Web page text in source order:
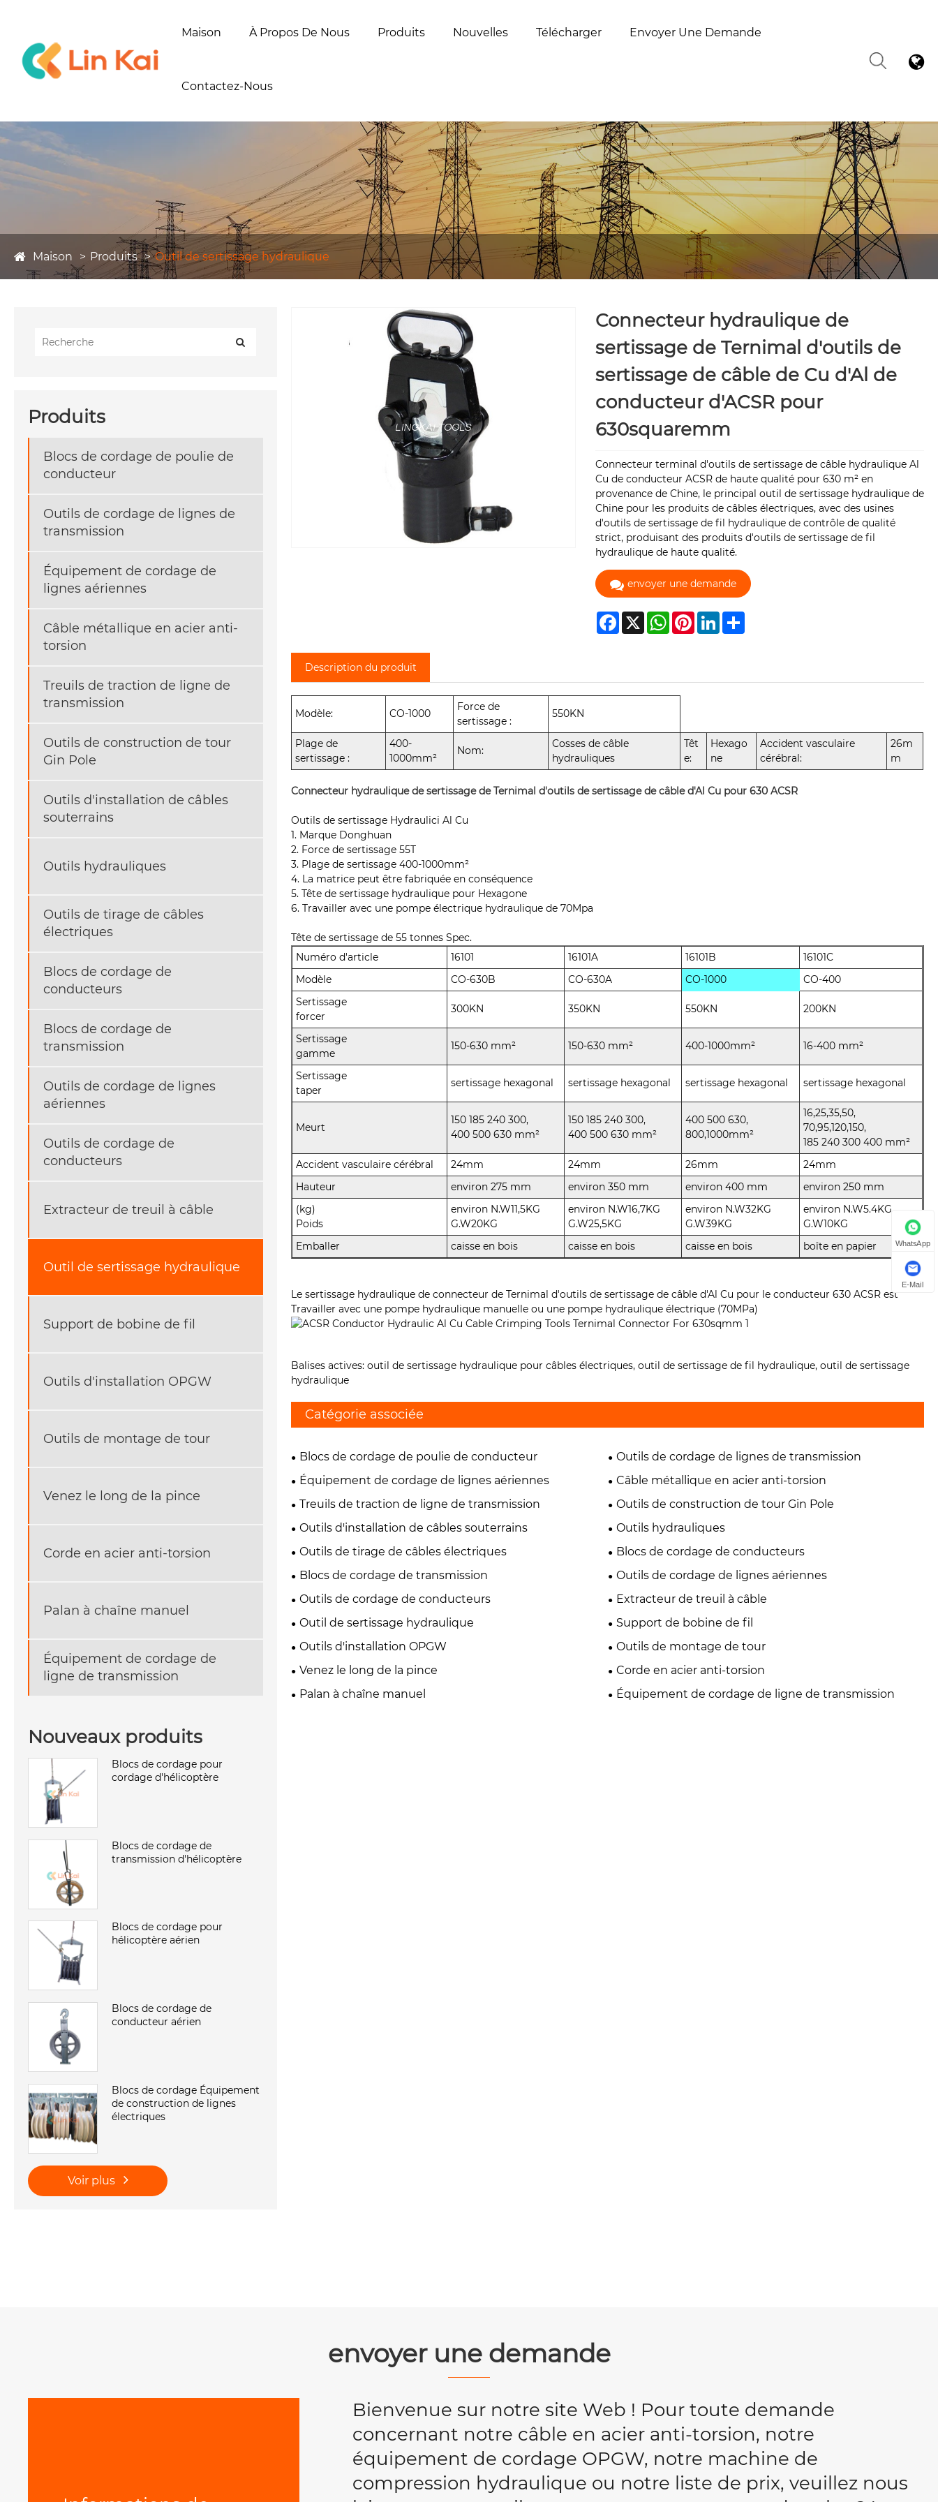
Maison À Propos De Nous Produits Nouvelles Télécharger Envoyer Une Demande
Contactez-Nous
Maison Produits Outil de sertissage hydraulique
Produits
Blocs de cordage de poulie de
conducteur
Outils de cordage de lignes de
transmission
Équipement de cordage de
lignes aériennes
Câble métallique en acier anti-
torsion
Treuils de traction de ligne de
transmission
Outils de construction de tour
Gin Pole
Outils d'installation de câbles
souterrains
Outils hydrauliques
Outils de tirage de câbles
électriques
Blocs de cordage de
conducteurs
Blocs de cordage de
transmission
Outils de cordage de lignes
aériennes
Outils de cordage de
conducteurs
Extracteur de treuil à câble
Outil de sertissage hydraulique
Support de bobine de fil
Outils d'installation OPGW
Outils de montage de tour
Venez le long de la pince
Corde en acier anti-torsion
Palan à chaîne manuel
Équipement de cordage de
ligne de transmission
Nouveaux produits
Blocs de cordage pour
cordage d'hélicoptère
Blocs de cordage de
transmission d'hélicoptère
Blocs de cordage pour
hélicoptère aérien
Blocs de cordage de
conducteur aérien
Blocs de cordage Équipement
de construction de lignes
électriques
Voir plus
Connecteur hydraulique de
sertissage de Ternimal d'outils de
sertissage de câble de Cu d'Al de
conducteur d'ACSR pour
630squaremm
Connecteur terminal d'outils de sertissage de câble hydraulique Al
Cu de conducteur ACSR de haute qualité pour 630 m² en
provenance de Chine, le principal outil de sertissage hydraulique de
Chine pour les produits de câbles électriques, avec des usines
d'outils de sertissage de fil hydraulique de contrôle de qualité
strict, produisant des produits d'outils de sertissage de fil
hydraulique de haute qualité.
envoyer une demande
Facebook
X WhatsApp
PinterestLinkedInShare
Description du produit
Modèle: CO-1000
Force de
sertissage :
550KN
Plage de
sertissage :
400-
1000mm²
Nom:
Cosses de câble
hydrauliques
Têt
e:
Hexago
ne
Accident vasculaire
cérébral:
26m
m
Connecteur hydraulique de sertissage de Ternimal d'outils de sertissage de câble d'Al Cu pour 630 ACSR
Outils de sertissage Hydraulici Al Cu
1. Marque Donghuan
2. Force de sertissage 55T
3. Plage de sertissage 400-1000mm²
4. La matrice peut être fabriquée en conséquence
5. Tête de sertissage hydraulique pour Hexagone
6. Travailler avec une pompe électrique hydraulique de 70Mpa
Tête de sertissage de 55 tonnes Spec.
Numéro d'article
16101 16101A 16101B
16101C
Modèle
CO-630B CO-630A CO-1000
CO-400
Sertissage
forcer
300KN 350KN 550KN 200KN
Sertissage
gamme
150-630 mm² 150-630 mm² 400-1000mm² 16-400 mm²
Sertissage
taper
sertissage hexagonal sertissage hexagonal sertissage hexagonal sertissage hexagonal
Meurt
150 185 240 300,
400 500 630 mm²
150 185 240 300,
400 500 630 mm²
400 500 630,
800,1000mm²
16,25,35,50,
70,95,120,150,
185 240 300 400 mm²
Accident vasculaire cérébral
24mm 24mm 26mm
24mm
Hauteur
environ 275 mm environ 350 mm environ 400 mm
environ 250 mm
(kg)
Poids
environ N.W11,5KG
G.W20KG
environ N.W16,7KG
G.W25,5KG
environ N.W32KG
G.W39KG
environ N.W5.4KG
G.W10KG
Emballer
caisse en bois caisse en bois caisse en bois boîte en papier
Le sertissage hydraulique de connecteur de Ternimal d'outils de sertissage de câble d'Al Cu pour le conducteur 630 ACSR est
Travailler avec une pompe hydraulique manuelle ou une pompe hydraulique électrique (70MPa)
Balises actives: outil de sertissage hydraulique pour câbles électriques, outil de sertissage de fil hydraulique, outil de sertissage
hydraulique
Catégorie associée
Blocs de cordage de poulie de conducteur
Outils de cordage de lignes de transmission
Équipement de cordage de lignes aériennes
Câble métallique en acier anti-torsion
Treuils de traction de ligne de transmission
Outils de construction de tour Gin Pole
Outils d'installation de câbles souterrains
Outils hydrauliques
Outils de tirage de câbles électriques
Blocs de cordage de conducteurs
Blocs de cordage de transmission
Outils de cordage de lignes aériennes
Outils de cordage de conducteurs
Extracteur de treuil à câble
Outil de sertissage hydraulique
Support de bobine de fil
Outils d'installation OPGW
Outils de montage de tour
Venez le long de la pince
Corde en acier anti-torsion
Palan à chaîne manuel
Équipement de cordage de ligne de transmission
envoyer une demande
Bienvenue sur notre site Web ! Pour toute demande
concernant notre câble en acier anti-torsion, notre
équipement de cordage OPGW, notre machine de
compression hydraulique ou notre liste de prix, veuillez nous
WhatsApp
E-Mail